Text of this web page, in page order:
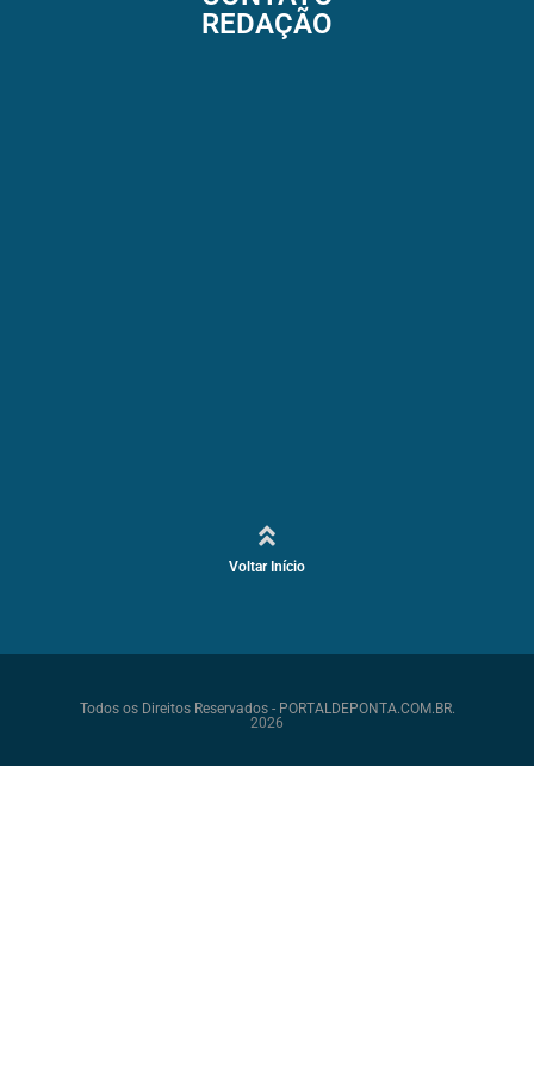
REDAÇÃO
Voltar Início
Todos os Direitos Reservados - PORTALDEPONTA.COM.BR.
2026